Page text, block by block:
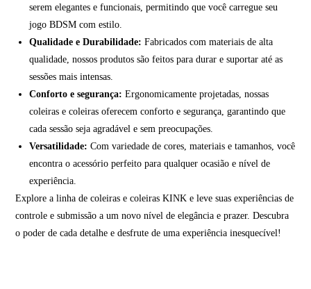
serem elegantes e funcionais, permitindo que você carregue seu
jogo BDSM com estilo.
Qualidade e Durabilidade: Fabricados com materiais de alta
qualidade, nossos produtos são feitos para durar e suportar até as
sessões mais intensas.
Conforto e segurança: Ergonomicamente projetadas, nossas
coleiras e coleiras oferecem conforto e segurança, garantindo que
cada sessão seja agradável e sem preocupações.
Versatilidade: Com variedade de cores, materiais e tamanhos, você
encontra o acessório perfeito para qualquer ocasião e nível de
experiência.
Explore a linha de coleiras e coleiras KINK e leve suas experiências de
controle e submissão a um novo nível de elegância e prazer. Descubra
o poder de cada detalhe e desfrute de uma experiência inesquecível!